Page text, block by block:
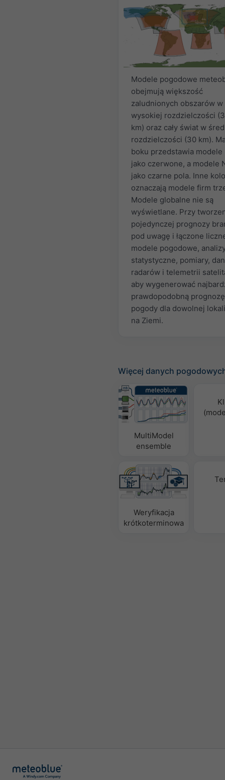
Modele pogodowe
obejmują większość
zaludnionych obszarów w
wysokiej rozdzielczości
km) oraz cały świat w
rozdzielczości (30 km).
boku przedstawia modele
jako czerwone, a modele
jako czarne pola. Inne
oznaczają modele firm
Modele globalne nie są
wyświetlane. Przy
pojedynczej prognozy
pod uwagę i łączone
modele pogodowe,
statystyczne, pomiary,
radarów i telemetrii
aby wygenerować
prawdopodobną prognozę
pogody dla dowolnej
na Ziemi.
Więcej danych
MultiModel
ensemble
Weryfikacja
krótkoterminowa